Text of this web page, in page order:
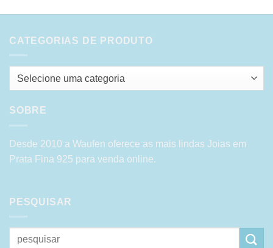
CATEGORIAS DE PRODUTO
Selecione uma categoria
SOBRE
Desde 2010 a Waufen oferece as mais lindas Joias em
Prata Fina 925 para venda online.
PESQUISAR
Pesquisar